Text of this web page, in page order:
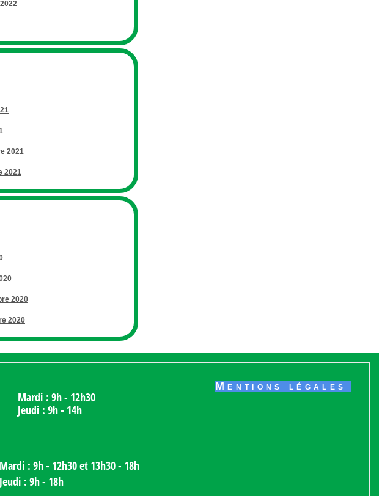
2021
2021
2020
2020
Mardi : 9h - 12h30
Jeudi : 9h - 14h
Mardi : 9h - 12h30 et 13h30 - 18h
Jeudi : 9h - 18h
Mentions légales